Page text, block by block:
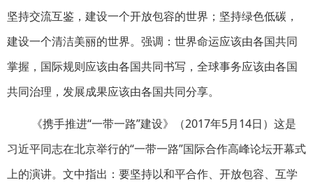
坚持交流互鉴，建设一个开放包容的世界；坚持绿色低碳，
建设一个清洁美丽的世界。强调：世界命运应该由各国共同
掌握，国际规则应该由各国共同书写，全球事务应该由各国
共同治理，发展成果应该由各国共同分享。
《携手推进“一带一路”建设》（2017年5月14日）这是
习近平同志在北京举行的“一带一路”国际合作高峰论坛开幕式
上的演讲。文中指出：要坚持以和平合作、开放包容、互学